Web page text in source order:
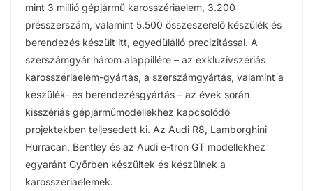
mint 3 millió gépjármű karosszériaelem, 3.200
présszerszám, valamint 5.500 összeszerelő készülék és
berendezés készült itt, egyedülálló precizitással. A
szerszámgyár három alappillére – az exkluzívszériás
karosszériaelem-gyártás, a szerszámgyártás, valamint a
készülék- és berendezésgyártás – az évek során
kisszériás gépjárműmodellekhez kapcsolódó
projektekben teljesedett ki. Az Audi R8, Lamborghini
Hurracan, Bentley és az Audi e-tron GT modellekhez
egyaránt Győrben készültek és készülnek a
karosszériaelemek.